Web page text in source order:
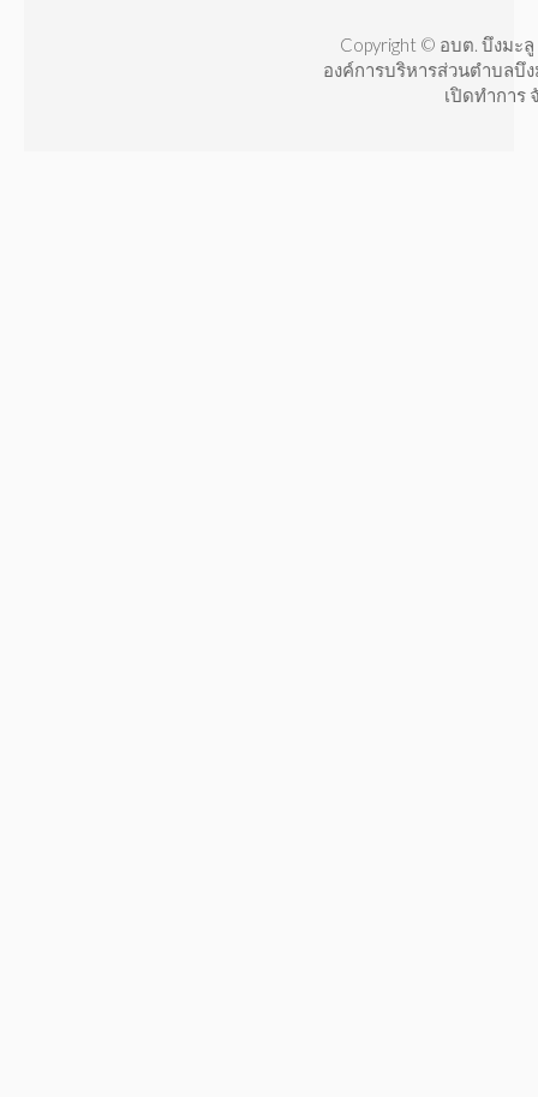
Copyright © อบต. บึงมะ
องค์การบริหารส่วนตำบลบึ